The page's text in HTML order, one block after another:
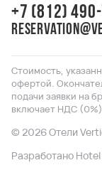
+7 (812)
© 2026 Отели
Стоимость,
офертой.
подачи заявки на
включает НДС
Разработано